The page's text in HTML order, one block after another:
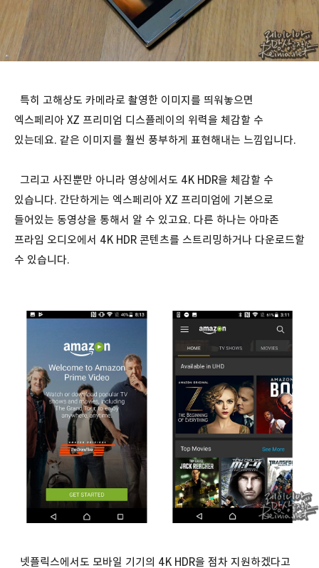
특히 고해상도 카메라로 촬영한 이미지를 띄워놓으면
엑스페리아 XZ 프리미엄 디스플레이의 위력을 체감할 수
있는데요. 같은 이미지를 훨씬 풍부하게 표현해내는 느낌입니다.
그리고 사진뿐만 아니라 영상에서도 4K HDR을 체감할 수
있습니다. 간단하게는 엑스페리아 XZ 프리미엄에 기본으로
들어있는 동영상을 통해서 알 수 있고요. 다른 하나는 아마존
프라임 오디오에서 4K HDR 콘텐츠를 스트리밍하거나 다운로드할
수 있습니다.
넷플릭스에서도 모바일 기기의 4K HDR을 점차 지원하겠다고